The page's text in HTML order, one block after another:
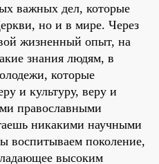
важных дел, которые
но и в мире. Через
жизненный опыт, на
знания людям, в
которые
и культуру, веру и
православными
никакими научными
воспитываем поколение,
высоким